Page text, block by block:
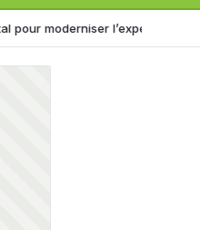
l’expérience client